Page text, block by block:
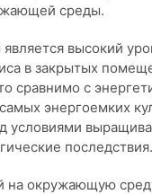
среды.
высокий
в закрытых
сравнимо с
энергоемких
условиями
последствия.
на окружающую